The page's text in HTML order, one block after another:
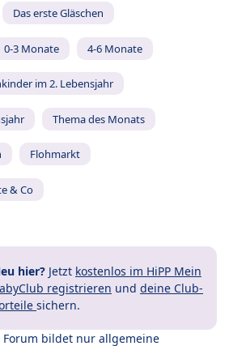
Das erste Gläschen
0-3 Monate 4-6 Monate
im 2. Lebensjahr
Thema des Monats
Flohmarkt
& Co
hier? Jetzt kostenlos im HiPP Mein
registrieren und deine Club-
sichern.
Forum bildet nur allgemeine